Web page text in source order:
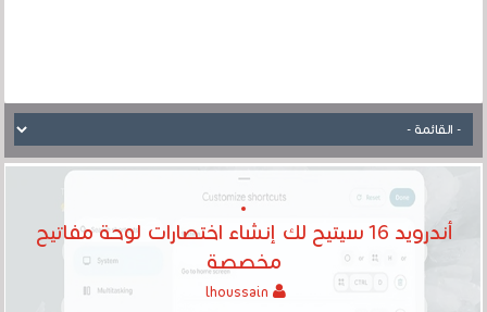
أندرويد 16 سيتيح لك إنشاء اختصارات لوحة مفاتيح
مخصصة